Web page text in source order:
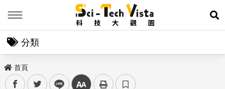
展
分類
首頁
facebooktwitter line 中